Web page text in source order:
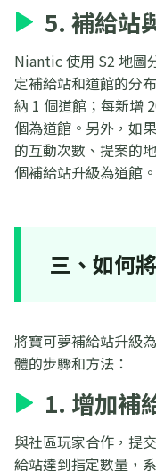
5. 補給站
Niantic 使用 S2 地圖
定補給站和道館的分
納 1 個道館；每新增
個為道館。另外，如
的互動次數、提案的
個補給站升級為道館。
三、如何
將寶可夢補給站升級
體的步驟和方法：
1. 增加補
與社區玩家合作，提
給站達到指定數量，